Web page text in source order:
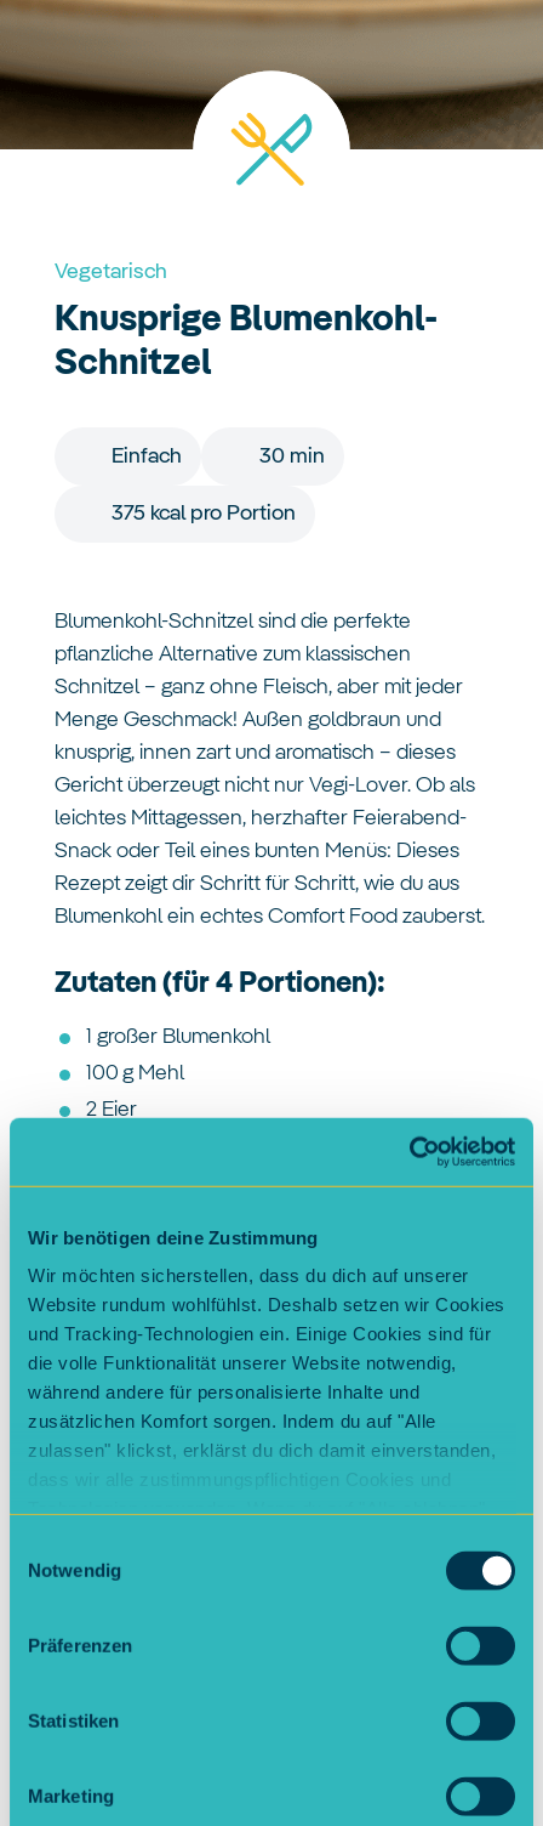
Wir benötigen deine Zustimmung
Wir möchten sicherstellen, dass du dich auf unserer
Website rundum wohlfühlst. Deshalb setzen wir Cookies
und Tracking-Technologien ein. Einige Cookies sind für
die volle Funktionalität unserer Website notwendig,
während andere für personalisierte Inhalte und
zusätzlichen Komfort sorgen. Indem du auf "Alle
zulassen" klickst, erklärst du dich damit einverstanden,
dass wir alle zustimmungspflichtigen Cookies und
Natürlich kannst du deine Entscheidung jederzeit
Notwendig
Präferenzen
Statistiken
Marketing
Vegetarisch
Knusprige Blumenkohl-
Schnitzel
Einfach 30 min
375 kcal pro Portion
Blumenkohl-Schnitzel sind die perfekte
pflanzliche Alternative zum klassischen
Schnitzel – ganz ohne Fleisch, aber mit jeder
Menge Geschmack! Außen goldbraun und
knusprig, innen zart und aromatisch – dieses
Gericht überzeugt nicht nur Vegi-Lover. Ob als
leichtes Mittagessen, herzhafter Feierabend-
Snack oder Teil eines bunten Menüs: Dieses
Rezept zeigt dir Schritt für Schritt, wie du aus
Blumenkohl ein echtes Comfort Food zauberst.
Zutaten (für 4 Portionen):
1 großer Blumenkohl
100 g Mehl
2 Eier
150 g Paniermehl (Panko für Extra-Crunch)
1 EL edelsüßes Paprikapulver
Rapsöl (zum Braten)
Schritt für Schritt
Prep the Cauli: Blätter vom Blumenkohl
entfernen, dann den ganzen Kopf in
kochendem Salzwasser 5 Minuten
lassen.
Blumenkohl in etwa 2 cm dicke Scheiben
gut zusammenhalten.
Panierstation aufbauen: Teller 1: Mehl +
Paprikapulver, Schüssel: Eier verquirlen,